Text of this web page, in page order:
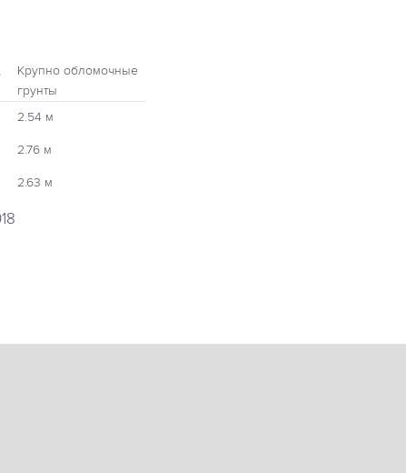
Крупно обломочные
грунты
2.54 м
2.76 м
2.63 м